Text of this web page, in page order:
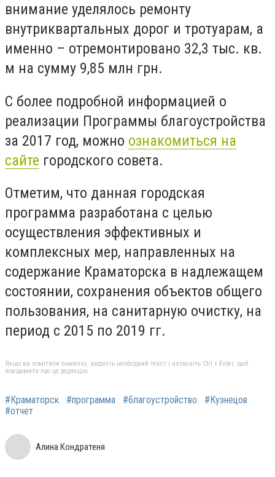
внимание уделялось ремонту
внутриквартальных дорог и тротуарам, а
именно – отремонтировано 32,3 тыс. кв.
м на сумму 9,85 млн грн.
С более подробной информацией о
реализации Программы благоустройства
за 2017 год, можно ознакомиться на
сайте городского совета.
Отметим, что данная городская
программа разработана с целью
осуществления эффективных и
комплексных мер, направленных на
содержание Краматорска в надлежащем
состоянии, сохранения объектов общего
пользования, на санитарную очистку, на
период с 2015 по 2019 гг.
Якщо ви помітили помилку, виділіть необхідний текст і натисніть Ctrl + Enter, щоб
повідомити про це редакцію
#Краматорск #программа #благоустройство
#Кузнецов
#отчет
Алина Кондратеня